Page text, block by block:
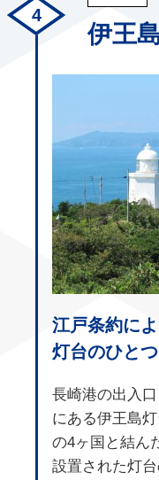
伊王
江戸条約に
灯台のひとつ
長崎港の出入
にある伊王島
の4ヶ国と結ん
設置された灯台